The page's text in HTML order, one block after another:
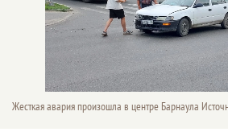
Жесткая авария произошла в центре Барнаула